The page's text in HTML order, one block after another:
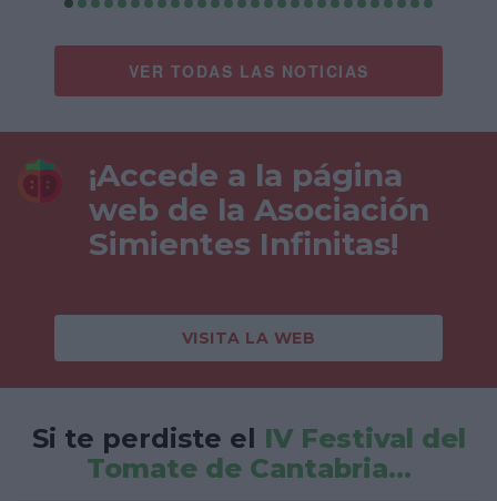
VER TODAS LAS NOTICIAS
¡Accede a la página
web de la Asociación
Simientes Infinitas!
VISITA LA WEB
Si te perdiste el IV Festival del
Tomate de Cantabria...